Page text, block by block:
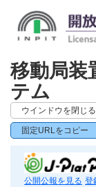
移動局装
テム
ウインドウを閉じる
固定URLをコピー
公開公報を見る 登